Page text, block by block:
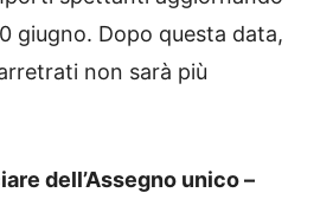
giugno. Dopo questa data,
non sarà più
dell’Assegno unico –